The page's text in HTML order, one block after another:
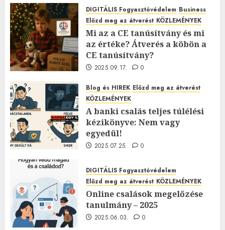
DIGITÁLIS Fogyasztóvédelem Business
Előzd meg az átverést KÖZLEMÉNYEK
Mi az a CE tanúsítvány és mi
az értéke? Átverés a köbön a
CE tanúsítvány?
2025.09.17. 0
Blog és HIREK Előzd meg az átverést
KÖZLEMÉNYEK
A banki csalás teljes túlélési
kézikönyve: Nem vagy
egyedül!
2025.07.25. 0
DIGITÁLIS Fogyasztóvédelem
Előzd meg az átverést KÖZLEMÉNYEK
Online csalások megelőzése
tanulmány – 2025
2025.06.03. 0